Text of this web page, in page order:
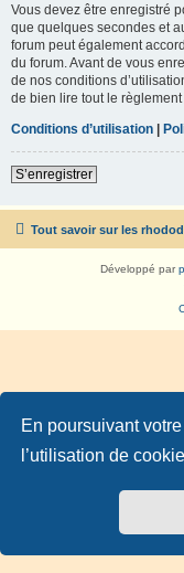
En poursuivant
l’utilisation de
Vous devez être enregistré
que quelques secondes et
forum peut également
du forum. Avant de vous
de nos conditions
de bien lire tout le règlement
Conditions d’utilisation |
S’enregistrer
Tout savoir sur les
Développé par